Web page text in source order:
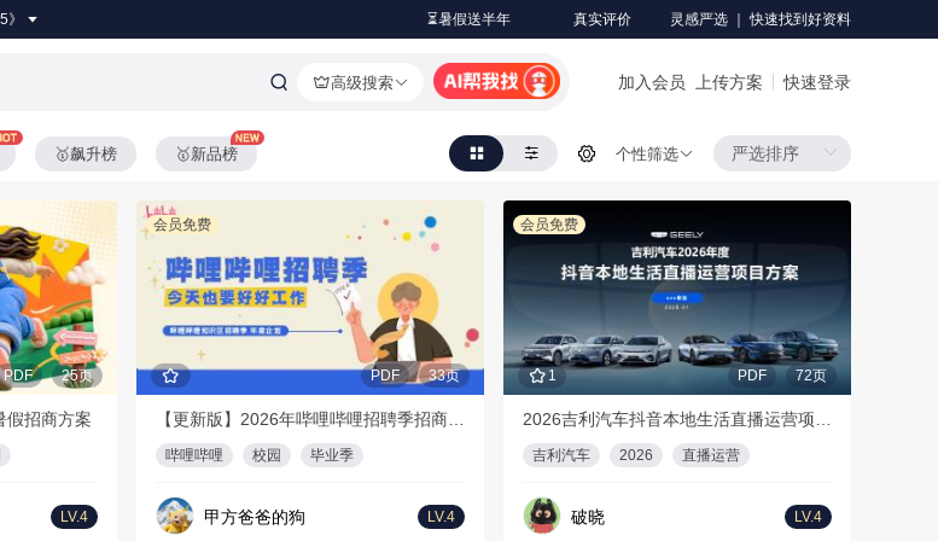
》 ⏳暑假送半年 真实评价 灵感严选 ｜ 快速找到好资料
高级搜索 加入会员 上传方案 快速登录
🥇飙升榜 🥇新品榜 个性筛选
PDF 25页
假招商方案
LV.4
会员免费
PDF 33页
【更新版】2026年哔哩哔哩招聘季招商通案
哔哩哔哩 校园 毕业季
甲方爸爸的狗 LV.4
会员免费
1 PDF 72页
2026吉利汽车抖音本地生活直播运营项目方案
吉利汽车 2026 直播运营
破晓 LV.4